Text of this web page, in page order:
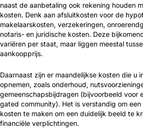
naast de aanbetaling ook rekening houden
kosten. Denk aan afsluitkosten voor de
makelaarskosten, verzekeringen,
notaris- en juridische kosten. Deze
variëren per staat, maar liggen meestal
aankoopprijs.
Daarnaast zijn er maandelijkse kosten die u
opnemen, zoals onderhoud,
gemeenschapsbijdragen (bijvoorbeeld voor
gated community). Het is verstandig om
kosten te maken om een duidelijk beeld te
financiële verplichtingen.